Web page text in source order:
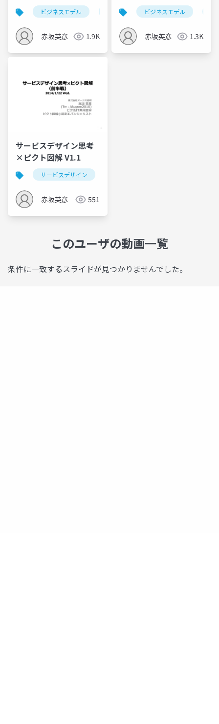
ビジネスモデル ピクト図解 デザインのすゝめ
赤坂英彦 1.9K
する Value
Proposition
Canvas（VPC）
ビジネスモデル
赤坂英彦 1.3K
サービスデザイン思考
×ピクト図解 V1.1
サービスデザイン
赤坂英彦 551
このユーザの動画一覧
条件に一致するスライドが見つかりませんでした。